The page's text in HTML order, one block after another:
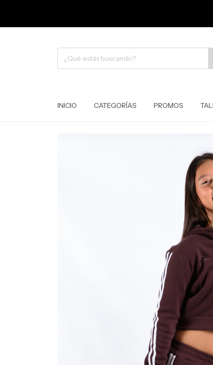
INICIO CATEGORÍAS PROMOS